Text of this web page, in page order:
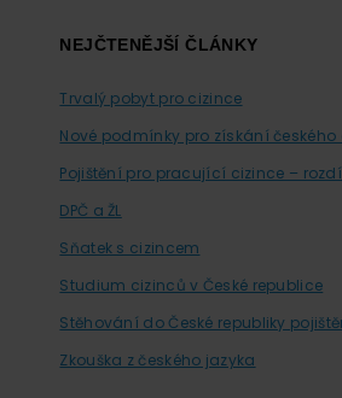
FooterNEJČTENĚJŠÍ ČLÁNKY
Trvalý pobyt pro cizince
Nové podmínky pro získání
Pojištění pro pracující cizince – rozdíl
DPČ a ŽL
Sňatek s cizincem
Studium cizinců v České republice
Stěhování do České republiky
Zkouška z českého jazyka